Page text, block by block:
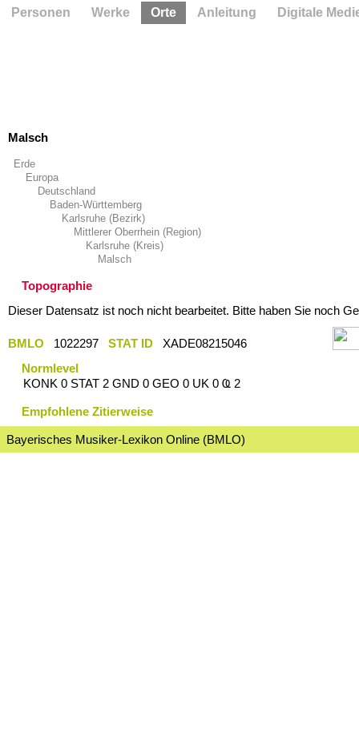
Malsch
Erde
Europa
Deutschland
Baden-Württemberg
Karlsruhe (Bezirk)
Mittlerer Oberrhein (Region)
Karlsruhe (Kreis)
Malsch
Topographie
Dieser Datensatz ist noch nicht bearbeitet. Bitte haben Sie noch
BMLO 1022297 STAT ID
XADE08215046
Normlevel
KONK 0 STAT 2 GND 0 GEO 0 UK 0 Ҩ 2
Empfohlene Zitierweise
Bayerisches Musiker-Lexikon Online (BMLO)
Personen Werke Orte Anleitung Digitale